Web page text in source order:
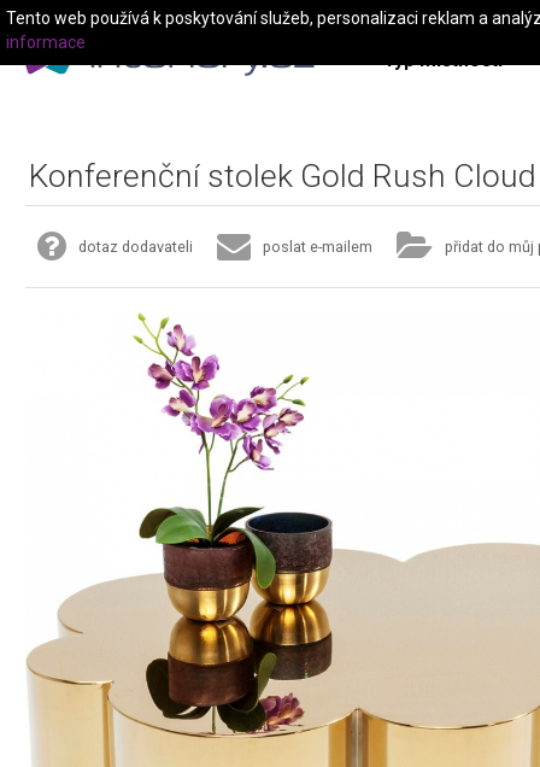
Typ místnosti
Konferenční stolek Gold Rush
dotaz dodavateli poslat e-mailem přidat do můj
Tento web používá k poskytování služeb, personalizaci reklam a
informace